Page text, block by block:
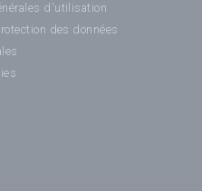
d'utilisation
des données